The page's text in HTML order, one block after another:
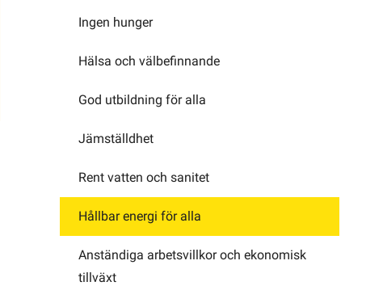
Ingen hunger
Hälsa och välbefinnande
God utbildning för alla
Jämställdhet
Rent vatten och sanitet
Hållbar energi för alla
Anständiga arbetsvillkor och ekonomisk
tillväxt